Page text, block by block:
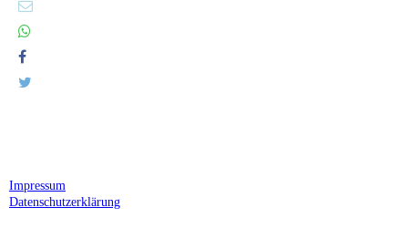
Impressum
Datenschutzerklärung